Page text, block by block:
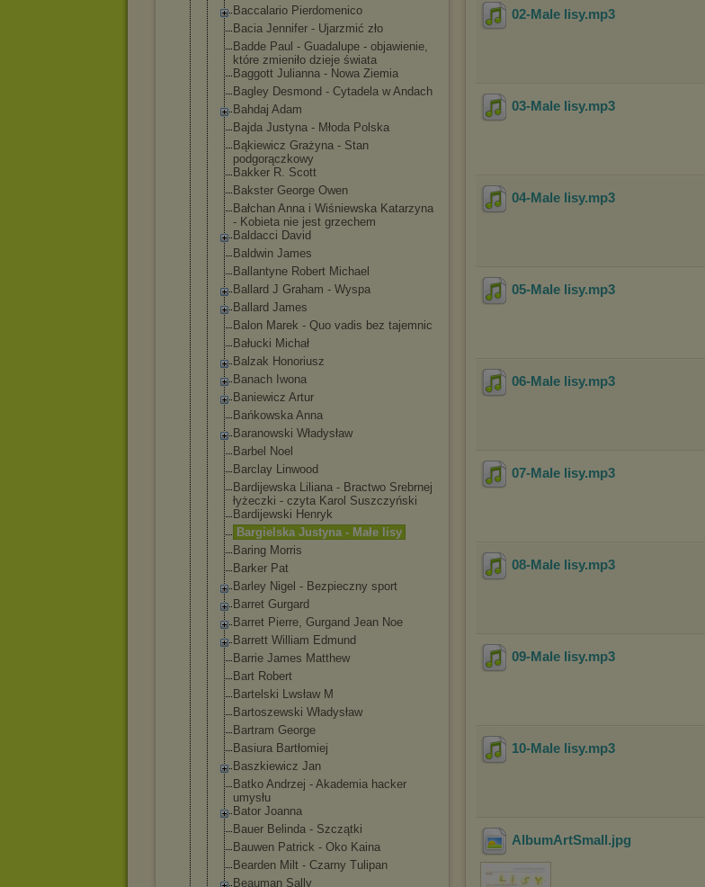
Baccalario Pierdomenico
Bacia Jennifer - Ujarzmić zło
Badde Paul - Guadalupe - objawienie,
które zmieniło dzieje świata
Baggott Julianna - Nowa Ziemia
Bagley Desmond - Cytadela w Andach
Bahdaj Adam
Bajda Justyna - Młoda Polska
Bąkiewicz Grażyna - Stan
podgorączkowy
Bakker R. Scott
Bakster George Owen
Bałchan Anna i Wiśniewska Katarzyna
- Kobieta nie jest grzechem
Baldacci David
Baldwin James
Ballantyne Robert Michael
Ballard J Graham - Wyspa
Ballard James
Balon Marek - Quo vadis bez tajemnic
Bałucki Michał
Balzak Honoriusz
Banach Iwona
Baniewicz Artur
Bańkowska Anna
Baranowski Władysław
Barbel Noel
Barclay Linwood
Bardijewska Liliana - Bractwo Srebrnej
łyżeczki - czyta Karol Suszczyński
Bardijewski Henryk
Bargielska Justyna - Małe lisy
Baring Morris
Barker Pat
Barley Nigel - Bezpieczny sport
Barret Gurgard
Barret Pierre, Gurgand Jean Noe
Barrett William Edmund
Barrie James Matthew
Bart Robert
Bartelski Lwsław M
Bartoszewski Władysław
Bartram George
Basiura Bartłomiej
Baszkiewicz Jan
Batko Andrzej - Akademia hacker
umysłu
Bator Joanna
Bauer Belinda - Szczątki
Bauwen Patrick - Oko Kaina
Bearden Milt - Czarny Tulipan
Beauman Sally
02-Male lisy.mp3
03-Male lisy.mp3
04-Male lisy.mp3
05-Male lisy.mp3
06-Male lisy.mp3
07-Male lisy.mp3
08-Male lisy.mp3
09-Male lisy.mp3
10-Male lisy.mp3
AlbumArtSmall .jpg